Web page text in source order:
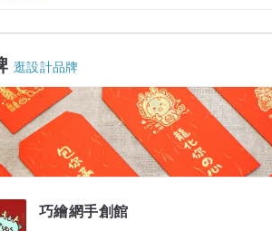
逛設計品牌
巧繪網手創館